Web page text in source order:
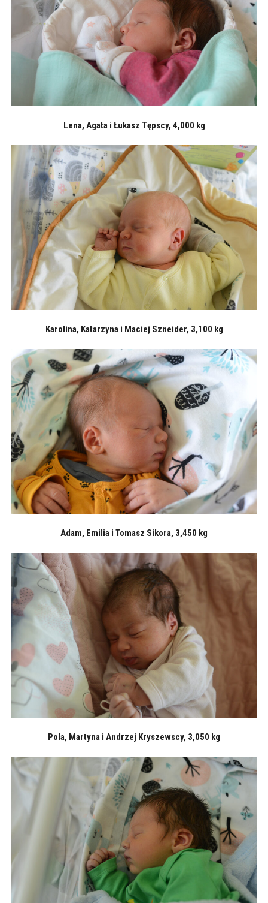
Lena, Agata i Łukasz Tępscy, 4,000 kg
Karolina, Katarzyna i Maciej Szneider, 3,100 kg
Adam, Emilia i Tomasz Sikora, 3,450 kg
Pola, Martyna i Andrzej Kryszewscy, 3,050 kg